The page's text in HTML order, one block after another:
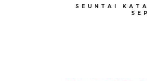
SEUNTAI